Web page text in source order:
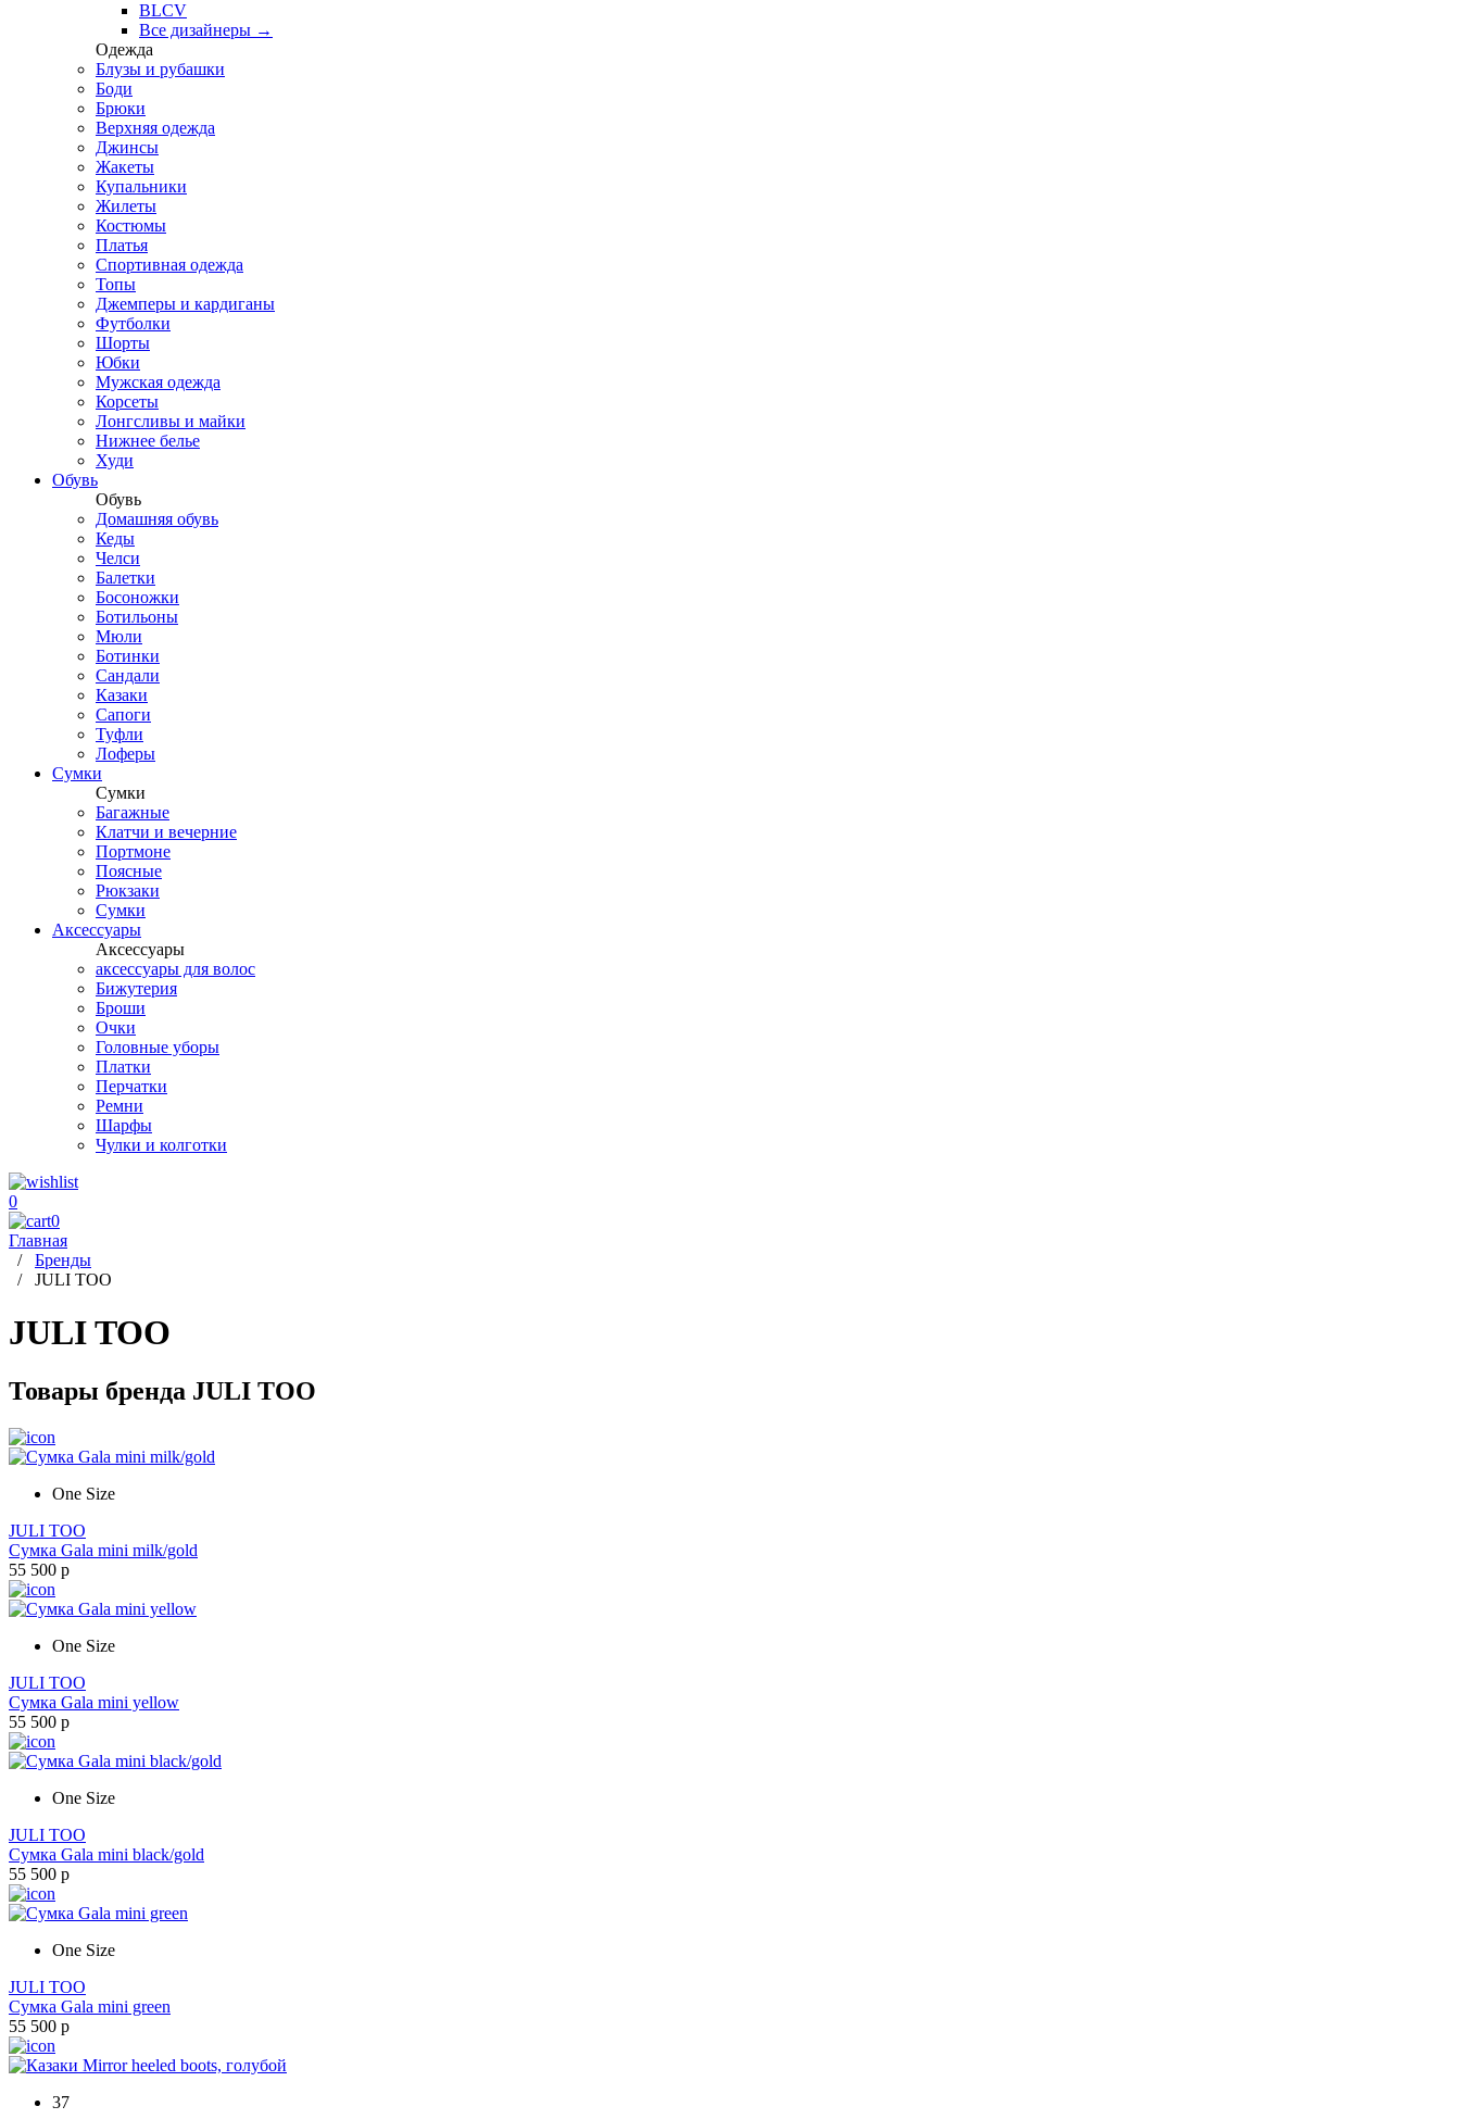
BLCV
Все дизайнеры →
Одежда
Блузы и рубашки
Боди
Брюки
Верхняя одежда
Джинсы
Жакеты
Купальники
Жилеты
Костюмы
Платья
Спортивная одежда
Топы
Джемперы и кардиганы
Футболки
Шорты
Юбки
Мужская одежда
Корсеты
Лонгсливы и майки
Нижнее белье
Худи
Обувь
Обувь
Домашняя обувь
Кеды
Челси
Балетки
Босоножки
Ботильоны
Мюли
Ботинки
Сандали
Казаки
Сапоги
Туфли
Лоферы
Сумки
Сумки
Багажные
Клатчи и вечерние
Портмоне
Поясные
Рюкзаки
Сумки
Аксессуары
Аксессуары
аксессуары для волос
Бижутерия
Броши
Очки
Головные уборы
Платки
Перчатки
Ремни
Шарфы
Чулки и колготки
0
0
Главная
/ Бренды
/ JULI TOO
JULI TOO
Товары бренда JULI TOO
One Size
JULI TOO
Сумка Gala mini milk/gold
55 500 р
One Size
JULI TOO
Сумка Gala mini yellow
55 500 р
One Size
JULI TOO
Сумка Gala mini black/gold
55 500 р
One Size
JULI TOO
Сумка Gala mini green
55 500 р
37